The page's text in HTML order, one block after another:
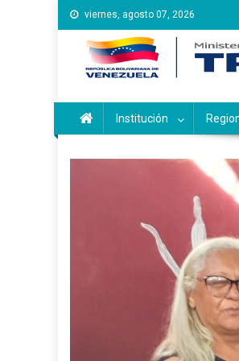
Saltar
al
contenido
viernes, agosto 07, 2026
Instituto
Inces
Institución